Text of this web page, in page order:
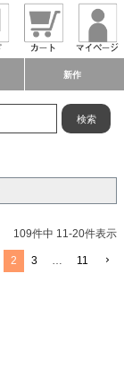
新作
検索
109件中 11-20件表示
2 3 … 11